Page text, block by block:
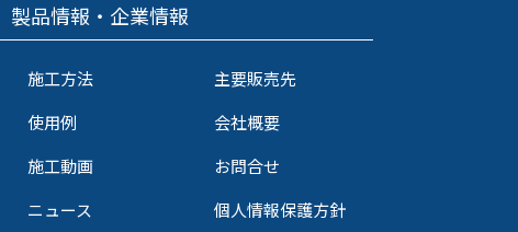
製品情報・企業情報
施工方法
使用例
施工動画
ニュース
主要販売先
会社概要
お問合せ
個人情報保護方針